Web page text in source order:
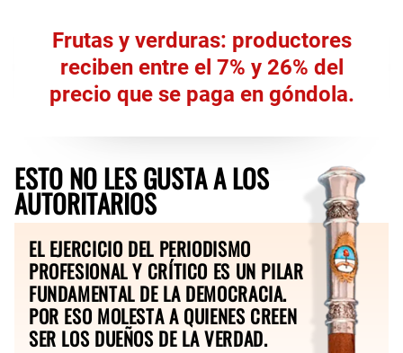
Frutas y verduras: productores
reciben entre el 7% y 26% del
precio que se paga en góndola.
ESTO NO LES GUSTA A LOS
AUTORITARIOS
EL EJERCICIO DEL PERIODISMO
PROFESIONAL Y CRÍTICO ES UN PILAR
FUNDAMENTAL DE LA DEMOCRACIA.
POR ESO MOLESTA A QUIENES CREEN
SER LOS DUEÑOS DE LA VERDAD.